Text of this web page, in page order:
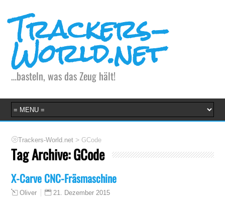
Trackers-
World.net
…basteln, was das Zeug hält!
Trackers-World.net > GCode
Tag Archive:GCode
X-Carve CNC-Fräsmaschine
Oliver 21. Dezember 2015